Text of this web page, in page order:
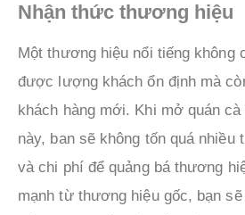
Nhận thức thương hiệu
Một thương hiệu nổi tiếng không
được lượng khách ổn định mà
khách hàng mới. Khi mở quán
này, ban sẽ không tốn quá nhiều
và chi phí để quảng bá thương
mạnh từ thương hiệu gốc, bạn